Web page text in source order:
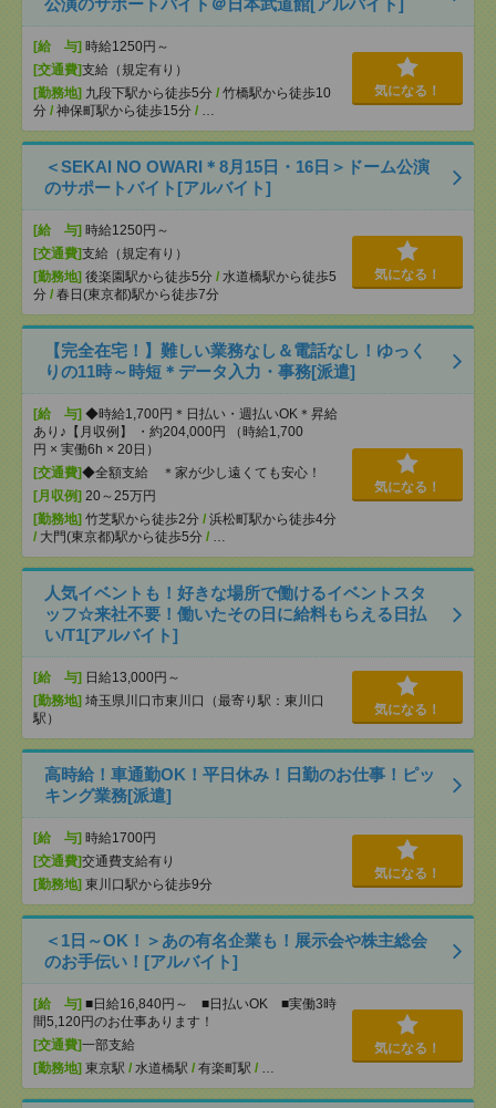
公演のサポートバイト＠日本武道館[アルバイト]
[給 与] 時給1250円～
[交通費]支給（規定有り）
[勤務地] 九段下駅から徒歩5分 / 竹橋駅から徒歩10
分 / 神保町駅から徒歩15分 / …
気になる！
＜SEKAI NO OWARI＊8月15日・16日＞ドーム公演
のサポートバイト[アルバイト]
[給 与] 時給1250円～
[交通費]支給（規定有り）
[勤務地] 後楽園駅から徒歩5分 / 水道橋駅から徒歩5
分 / 春日(東京都)駅から徒歩7分
気になる！
【完全在宅！】難しい業務なし＆電話なし！ゆっく
りの11時～時短＊データ入力・事務[派遣]
[給 与] ◆時給1,700円＊日払い・週払いOK＊昇給
あり♪【月収例】 ・約204,000円 （時給1,700
円 × 実働6h × 20日）
[交通費]◆全額支給 ＊家が少し遠くても安心！
[月収例] 20～25万円
[勤務地] 竹芝駅から徒歩2分 / 浜松町駅から徒歩4分
/ 大門(東京都)駅から徒歩5分 / …
気になる！
人気イベントも！好きな場所で働けるイベントスタ
ッフ☆来社不要！働いたその日に給料もらえる日払
い/T1[アルバイト]
[給 与] 日給13,000円～
[勤務地] 埼玉県川口市東川口（最寄り駅：東川口
駅）
気になる！
高時給！車通勤OK！平日休み！日勤のお仕事！ピッ
キング業務[派遣]
[給 与] 時給1700円
[交通費]交通費支給有り
[勤務地] 東川口駅から徒歩9分
気になる！
＜1日～OK！＞あの有名企業も！展示会や株主総会
のお手伝い！[アルバイト]
[給 与] ■日給16,840円～ ■日払いOK ■実働3時
間5,120円のお仕事あります！
[交通費]一部支給
[勤務地] 東京駅 / 水道橋駅 / 有楽町駅 / …
気になる！